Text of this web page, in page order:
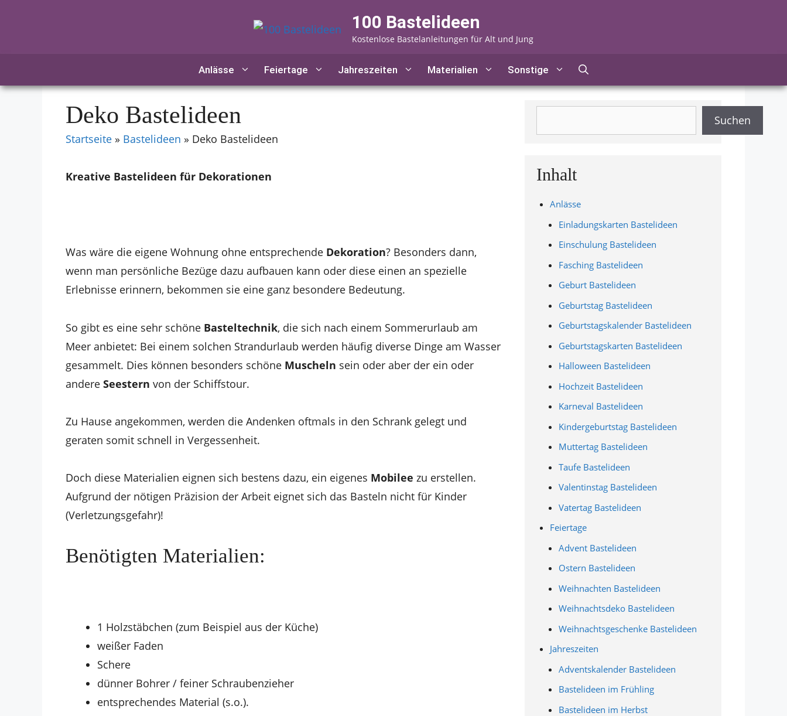
100 Bastelideen
Kostenlose Bastelanleitungen für Alt und Jung
Anlässe Feiertage Jahreszeiten Materialien Sonstige
Deko Bastelideen
Startseite » Bastelideen » Deko Bastelideen
Kreative Bastelideen für Dekorationen
Was wäre die eigene Wohnung ohne entsprechende Dekoration? Besonders dann,
wenn man persönliche Bezüge dazu aufbauen kann oder diese einen an spezielle
Erlebnisse erinnern, bekommen sie eine ganz besondere Bedeutung.
So gibt es eine sehr schöne Basteltechnik, die sich nach einem Sommerurlaub am
Meer anbietet: Bei einem solchen Strandurlaub werden häufig diverse Dinge am Wasser
gesammelt. Dies können besonders schöne Muscheln sein oder aber der ein oder
andere Seestern von der Schiffstour.
Zu Hause angekommen, werden die Andenken oftmals in den Schrank gelegt und
geraten somit schnell in Vergessenheit.
Doch diese Materialien eignen sich bestens dazu, ein eigenes Mobilee zu erstellen.
Aufgrund der nötigen Präzision der Arbeit eignet sich das Basteln nicht für Kinder
(Verletzungsgefahr)!
Benötigten Materialien:
1 Holzstäbchen (zum Beispiel aus der Küche)
weißer Faden
Schere
dünner Bohrer / feiner Schraubenzieher
entsprechendes Material (s.o.).
Suchen
Inhalt
Anlässe
Einladungskarten Bastelideen
Einschulung Bastelideen
Fasching Bastelideen
Geburt Bastelideen
Geburtstag Bastelideen
Geburtstagskalender Bastelideen
Geburtstagskarten Bastelideen
Halloween Bastelideen
Hochzeit Bastelideen
Karneval Bastelideen
Kindergeburtstag Bastelideen
Muttertag Bastelideen
Taufe Bastelideen
Valentinstag Bastelideen
Vatertag Bastelideen
Feiertage
Advent Bastelideen
Ostern Bastelideen
Weihnachten Bastelideen
Weihnachtsdeko Bastelideen
Weihnachtsgeschenke Bastelideen
Jahreszeiten
Adventskalender Bastelideen
Bastelideen im Frühling
Bastelideen im Herbst